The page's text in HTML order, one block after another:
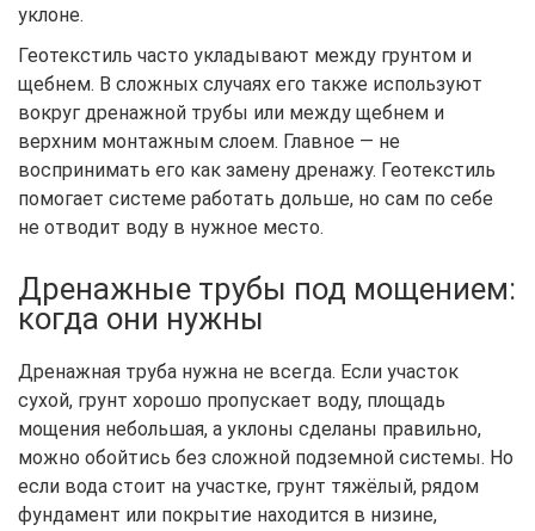
уклоне.
Геотекстиль часто укладывают между грунтом и
щебнем. В сложных случаях его также используют
вокруг дренажной трубы или между щебнем и
верхним монтажным слоем. Главное — не
воспринимать его как замену дренажу. Геотекстиль
помогает системе работать дольше, но сам по себе
не отводит воду в нужное место.
Дренажные трубы под мощением:
когда они нужны
Дренажная труба нужна не всегда. Если участок
сухой, грунт хорошо пропускает воду, площадь
мощения небольшая, а уклоны сделаны правильно,
можно обойтись без сложной подземной системы. Но
если вода стоит на участке, грунт тяжёлый, рядом
фундамент или покрытие находится в низине,